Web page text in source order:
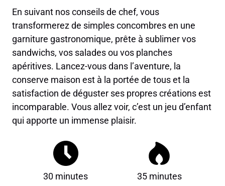
En suivant nos conseils de chef, vous
transformerez de simples concombres en une
garniture gastronomique, prête à sublimer vos
sandwichs, vos salades ou vos planches
apéritives. Lancez-vous dans l’aventure, la
conserve maison est à la portée de tous et la
satisfaction de déguster ses propres créations est
incomparable. Vous allez voir, c’est un jeu d’enfant
qui apporte un immense plaisir.
30 minutes 35 minutes